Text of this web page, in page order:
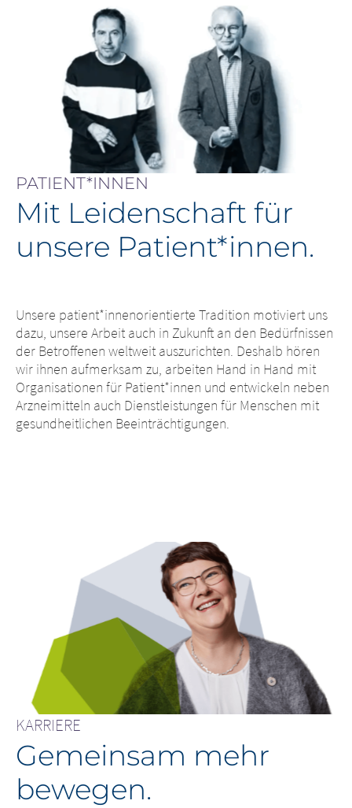
PATIENT*INNEN
Mit Leidenschaft für
unsere Patient*innen.
Unsere patient*innenorientierte Tradition motiviert uns
dazu, unsere Arbeit auch in Zukunft an den Bedürfnissen
der Betroffenen weltweit auszurichten. Deshalb hören
wir ihnen aufmerksam zu, arbeiten Hand in Hand mit
Organisationen für Patient*innen und entwickeln neben
Arzneimitteln auch Dienstleistungen für Menschen mit
gesundheitlichen Beeinträchtigungen.
KARRIERE
Gemeinsam mehr
bewegen.